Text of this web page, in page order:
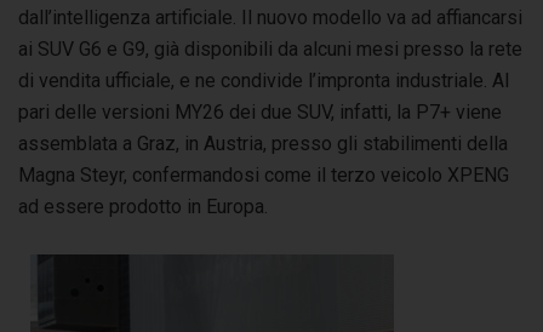
dall’intelligenza artificiale. Il nuovo modello va ad affiancarsi
ai SUV G6 e G9, già disponibili da alcuni mesi presso la rete
di vendita ufficiale, e ne condivide l’impronta industriale. Al
pari delle versioni MY26 dei due SUV, infatti, la P7+ viene
assemblata a Graz, in Austria, presso gli stabilimenti della
Magna Steyr, confermandosi come il terzo veicolo XPENG
ad essere prodotto in Europa.